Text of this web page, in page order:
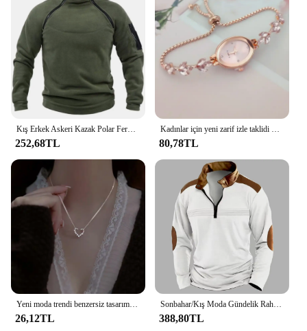
Kış Erkek Askeri Kazak Polar Fermuar Kazak Moda erkek Düz Renk Gevşek Kuzu Kalın Ceket Erkek Giyim Streetwe...
252,68TL
Kadınlar için yeni zarif izle taklidi kakma yonca bayan saatler Oval moda kuvars kol saati bilezik saatler reloj mujer
80,78TL
Yeni moda trendi benzersiz tasarım zarif narin kalsedon lale kolye kolye kadınlar yüksek takı parti hediyeler toptan
26,12TL
Sonbahar/Kış Moda Gündelik Rahat Düz Renk Fermuar Göğüs Pilili Şerit Patchwork Rahat Uzun Kollu POLO GÖMLEK
388,80TL